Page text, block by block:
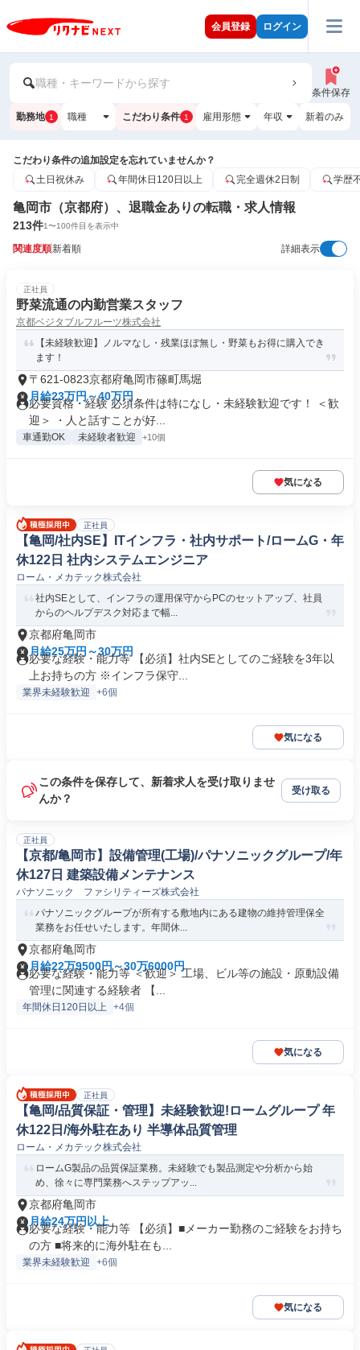
会員登録 ログイン
職種・キーワードから探す
条件保存
勤務地 1 職種 こだわり条件 1 雇用形態 年収 新着のみ
こだわり条件の追加設定を忘れていませんか？
土日祝休み
年間休日120日以上 完全週休2日制 学歴
亀岡市（京都府）、退職金ありの転職・求人情報
213件1〜100件目を表示中
関連度順新着順 詳細表示
正社員
野菜流通の内勤営業スタッフ
京都ベジタブルフルーツ株式会社
【未経験歓迎】ノルマなし・残業ほぼ無し・野菜もお得に購入でき
ます！
〒621-0823京都府亀岡市篠町馬堀
月給23万円～40万円
必要資格・経験 必須条件は特になし・未経験歓迎です！ ＜歓
迎＞ ・人と話すことが好...
車通勤OK 未経験者歓迎 +10個
気になる
正社員
【亀岡/社内SE】ITインフラ・社内サポート/ロームG・年
休122日 社内システムエンジニア
ローム・メカテック株式会社
社内SEとして、インフラの運用保守からPCのセットアップ、社員
からのヘルプデスク対応まで幅...
京都府亀岡市
月給25万円～30万円
必要な経験・能力等 【必須】社内SEとしてのご経験を3年以
上お持ちの方 ※インフラ保守...
業界未経験歓迎 +6個
気になる
この条件を保存して、新着求人を受け取りませ
んか？
受け取る
正社員
【京都/亀岡市】設備管理(工場)/パナソニックグループ/年
休127日 建築設備メンテナンス
パナソニック ファシリティーズ株式会社
パナソニックグループが所有する敷地内にある建物の維持管理保全
業務をお任せいたします。年間休...
京都府亀岡市
月給22万9500円～30万6000円
必要な経験・能力等 ＜歓迎＞ 工場、ビル等の施設・原動設備
管理に関連する経験者 【...
年間休日120日以上 +4個
気になる
正社員
【亀岡/品質保証・管理】未経験歓迎!ロームグループ 年
休122日/海外駐在あり 半導体品質管理
ローム・メカテック株式会社
ロームG製品の品質保証業務。未経験でも製品測定や分析から始
め、徐々に専門業務へステップアッ...
京都府亀岡市
月給24万円以上
必要な経験・能力等 【必須】■メーカー勤務のご経験をお持ち
の方 ■将来的に海外駐在も...
業界未経験歓迎 +6個
気になる